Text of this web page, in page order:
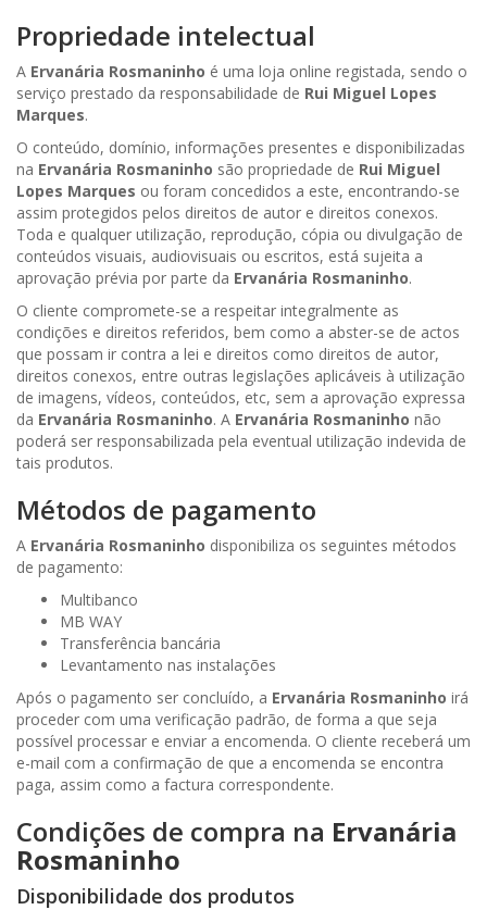
Propriedade intelectual
A Ervanária Rosmaninho é uma loja online registada, sendo o
serviço prestado da responsabilidade de Rui Miguel Lopes
Marques.
O conteúdo, domínio, informações presentes e disponibilizadas
na Ervanária Rosmaninho são propriedade de Rui Miguel
Lopes Marques ou foram concedidos a este, encontrando-se
assim protegidos pelos direitos de autor e direitos conexos.
Toda e qualquer utilização, reprodução, cópia ou divulgação de
conteúdos visuais, audiovisuais ou escritos, está sujeita a
aprovação prévia por parte da Ervanária Rosmaninho.
O cliente compromete-se a respeitar integralmente as
condições e direitos referidos, bem como a abster-se de actos
que possam ir contra a lei e direitos como direitos de autor,
direitos conexos, entre outras legislações aplicáveis à utilização
de imagens, vídeos, conteúdos, etc, sem a aprovação expressa
da Ervanária Rosmaninho. A Ervanária Rosmaninho não
poderá ser responsabilizada pela eventual utilização indevida de
tais produtos.
Métodos de pagamento
A Ervanária Rosmaninho disponibiliza os seguintes métodos
de pagamento:
Multibanco
MB WAY
Transferência bancária
Levantamento nas instalações
Após o pagamento ser concluído, a Ervanária Rosmaninho irá
proceder com uma verificação padrão, de forma a que seja
possível processar e enviar a encomenda. O cliente receberá um
e-mail com a confirmação de que a encomenda se encontra
paga, assim como a factura correspondente.
Condições de compra na Ervanária
Rosmaninho
Disponibilidade dos produtos